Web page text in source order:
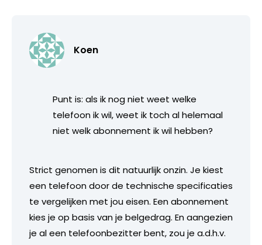
Koen
Punt is: als ik nog niet weet welke
telefoon ik wil, weet ik toch al helemaal
niet welk abonnement ik wil hebben?
Strict genomen is dit natuurlijk onzin. Je kiest
een telefoon door de technische specificaties
te vergelijken met jou eisen. Een abonnement
kies je op basis van je belgedrag. En aangezien
je al een telefoonbezitter bent, zou je a.d.h.v.